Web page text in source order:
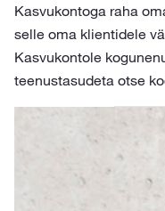
Kasvukontoga raha
selle oma klientidele
Kasvukontole
teenustasudeta otse